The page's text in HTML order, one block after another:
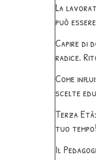
La
può
Capire di
radice.
Come
scelte
Terza
tuo tempo!
Il